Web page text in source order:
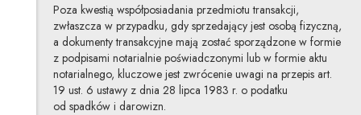
Poza kwestią współposiadania przedmiotu transakcji,
zwłaszcza w przypadku, gdy sprzedający jest osobą fizyczną,
a dokumenty transakcyjne mają zostać sporządzone w formie
z podpisami notarialnie poświadczonymi lub w formie aktu
notarialnego, kluczowe jest zwrócenie uwagi na przepis art.
19 ust. 6 ustawy z dnia 28 lipca 1983 r. o podatku
od spadków i darowizn.